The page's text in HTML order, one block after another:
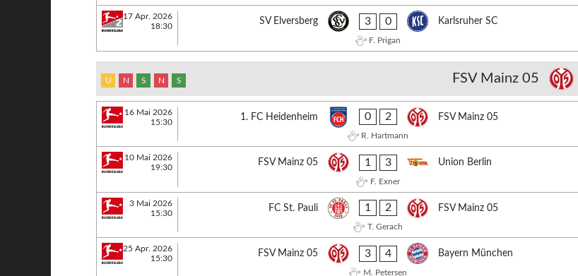
17 Apr. 2026
18:30
SV Elversberg 3 0 Karlsruher SC
F. Prigan
FSV Mainz 05
U N S N S
16 Mai 2026
15:30
1. FC Heidenheim 0 2 FSV Mainz 05
R. Hartmann
10 Mai 2026
19:30
FSV Mainz 05 1 3 Union Berlin
F. Exner
3 Mai 2026
15:30
FC St. Pauli 1 2 FSV Mainz 05
T. Gerach
25 Apr. 2026
15:30
FSV Mainz 05 3 4 Bayern München
M. Petersen